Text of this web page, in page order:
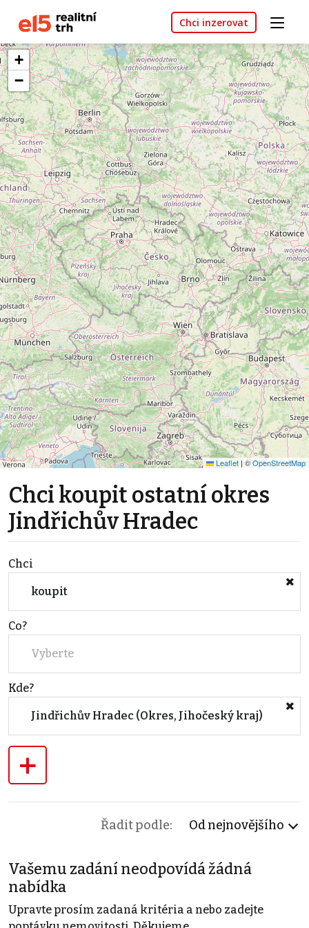
Chci inzerovat
+
−
Leaflet | ©OpenStreetMap
Chci koupit ostatní okres
Jindřichův Hradec
Chci
koupit
Co?
Vyberte
Kde?
Jindřichův Hradec (Okres, Jihočeský kraj)
+
Řadit podle: Od nejnovějšího
Vašemu zadání neodpovídá žádná
nabídka
Upravte prosím zadaná kritéria a nebo zadejte